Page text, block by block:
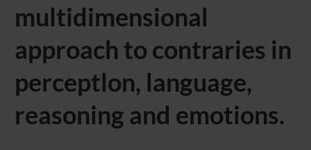
multidimensional
approach to contraries in
perceptlon, language,
reasoning and emotions.